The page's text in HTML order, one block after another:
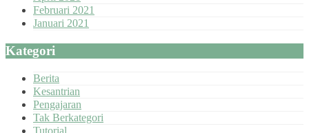
Februari 2021
Januari 2021
Kategori
Berita
Kesantrian
Pengajaran
Tak Berkategori
Tutorial